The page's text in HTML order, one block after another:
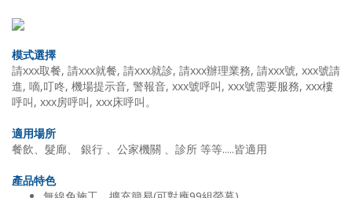
模式選擇
請xxx取餐, 請xxx就餐, 請xxx就診, 請xxx辦理業務, 請xxx號, xxx號請
進, 嘀,叮咚, 機場提示音, 警報音, xxx號呼叫, xxx號需要服務, xxx樓
呼叫, xxx房呼叫, xxx床呼叫。
適用場所
餐飲、髮廊
銀行 公家機關 、診所 等等.....皆適用
產品特色